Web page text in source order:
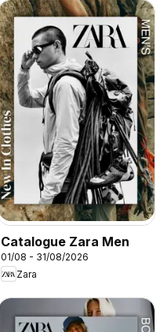
Catalogue Zara Men
01/08 - 31/08/2026
Zara